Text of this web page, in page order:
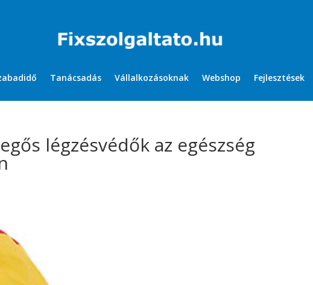
Tanácsadás Vállalkozásoknak Webshop Fejlesztések
légzésvédők az egészség